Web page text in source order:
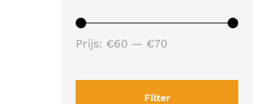
Filter
Prijs: €60 — €70